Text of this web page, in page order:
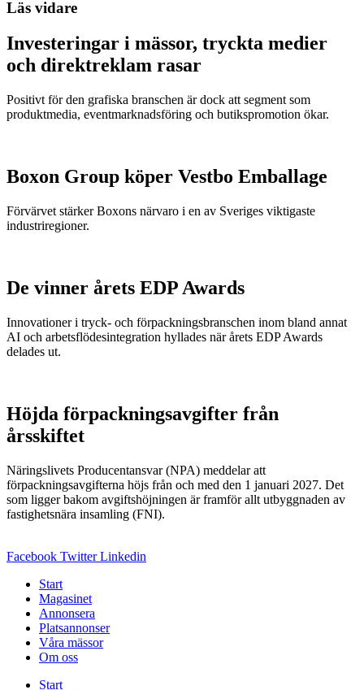
Läs vidare
Investeringar i mässor, tryckta medier
och direktreklam rasar
Positivt för den grafiska branschen är dock att segment som
produktmedia, eventmarknadsföring och butikspromotion ökar.
Boxon Group köper Vestbo Emballage
Förvärvet stärker Boxons närvaro i en av Sveriges viktigaste
industriregioner.
De vinner årets EDP Awards
Innovationer i tryck- och förpackningsbranschen inom bland annat
AI och arbetsflödesintegration hyllades när årets EDP Awards
delades ut.
Höjda förpackningsavgifter från
årsskiftet
Näringslivets Producentansvar (NPA) meddelar att
förpackningsavgifterna höjs från och med den 1 januari 2027. Det
som ligger bakom avgiftshöjningen är framför allt utbyggnaden av
fastighetsnära insamling (FNI).
Facebook Twitter Linkedin
Start
Magasinet
Annonsera
Platsannonser
Våra mässor
Om oss
Start